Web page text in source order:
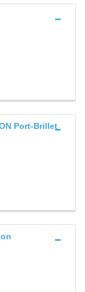
Port-Brillet